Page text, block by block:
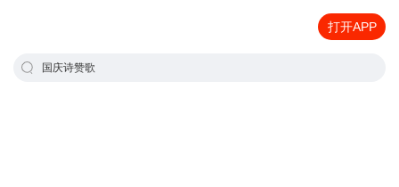
打开APP
国庆诗赞歌